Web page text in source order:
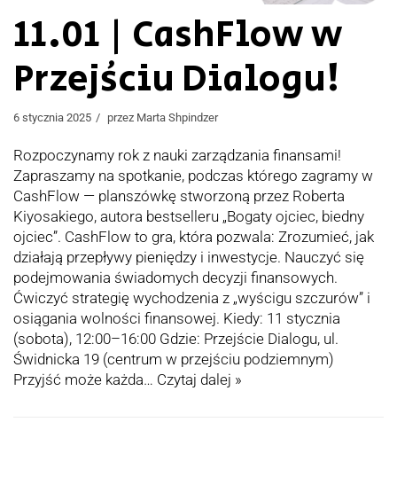
11.01 | CashFlow w
Przejściu Dialogu!
6 stycznia 2025 przez Marta Shpindzer
Rozpoczynamy rok z nauki zarządzania finansami!
Zapraszamy na spotkanie, podczas którego zagramy w
CashFlow — planszówkę stworzoną przez Roberta
Kiyosakiego, autora bestselleru „Bogaty ojciec, biedny
ojciec”. CashFlow to gra, która pozwala: Zrozumieć, jak
działają przepływy pieniędzy i inwestycje. Nauczyć się
podejmowania świadomych decyzji finansowych.
Ćwiczyć strategię wychodzenia z „wyścigu szczurów” i
osiągania wolności finansowej. Kiedy: 11 stycznia
(sobota), 12:00–16:00 Gdzie: Przejście Dialogu, ul.
Świdnicka 19 (centrum w przejściu podziemnym)
Przyjść może każda… Czytaj dalej »